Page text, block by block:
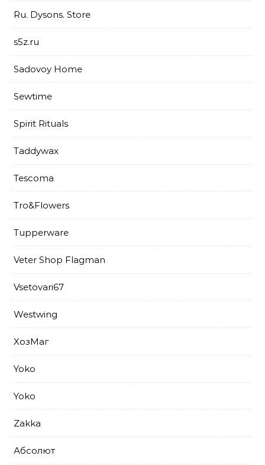
Ru. Dysons. Store
s5z.ru
Sadovoy Home
Sewtime
Spirit Rituals
Taddywax
Tescoma
Tro&Flowers
Tupperware
Veter Shop Flagman
Vsetovari67
Westwing
XoзМаг
Yoko
Yoko
Zakka
Абсолют